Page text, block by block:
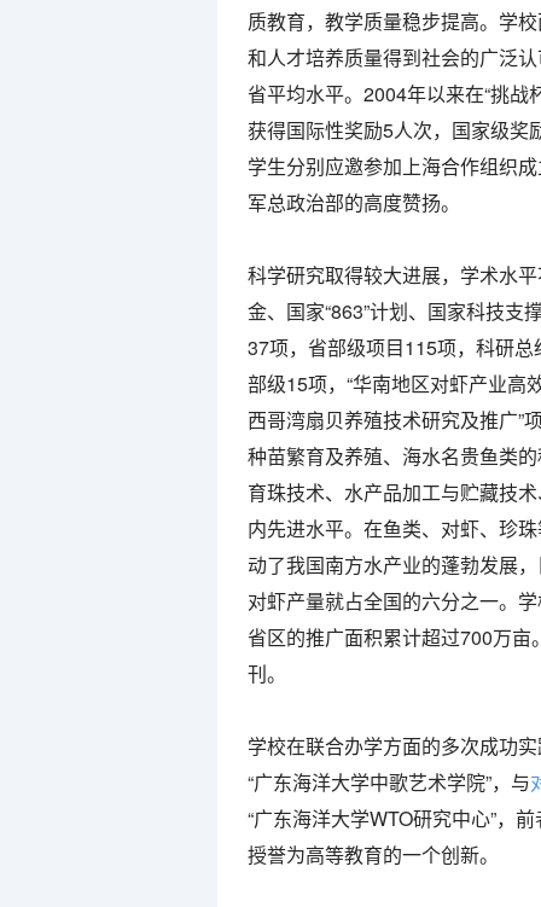
质教育，教学质量稳步提高。学
和人才培养质量得到社会的广泛
省平均水平。2004年以来在“挑
获得国际性奖励5人次，国家级奖
学生分别应邀参加上海合作组织
军总政治部的高度赞扬。
科学研究取得较大进展，学术水
金、国家“863”计划、国家科技
37项，省部级项目115项，科研
部级15项，“华南地区对虾产业高
西哥湾扇贝养殖技术研究及推广”
种苗繁育及养殖、海水名贵鱼类
育珠技术、水产品加工与贮藏技
内先进水平。在鱼类、对虾、珍
动了我国南方水产业的蓬勃发展
对虾产量就占全国的六分之一。
省区的推广面积累计超过700万
刊。
学校在联合办学方面的多次成功
“广东海洋大学中歌艺术学院”，与
“广东海洋大学WTO研究中心”，
授誉为高等教育的一个创新。